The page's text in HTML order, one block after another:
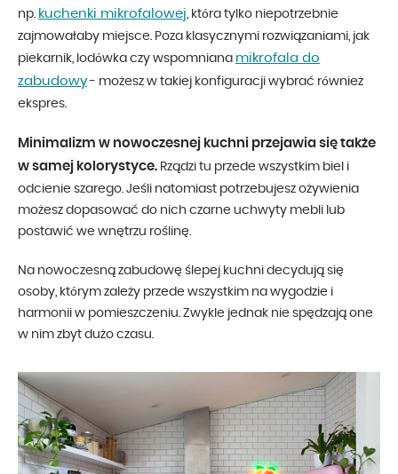
np. kuchenki mikrofalowej, która tylko niepotrzebnie
zajmowałaby miejsce. Poza klasycznymi rozwiązaniami, jak
piekarnik, lodówka czy wspomniana mikrofala do
zabudowy- możesz w takiej konfiguracji wybrać również
ekspres.
Minimalizm w nowoczesnej kuchni przejawia się także
w samej kolorystyce. Rządzi tu przede wszystkim biel i
odcienie szarego. Jeśli natomiast potrzebujesz ożywienia
możesz dopasować do nich czarne uchwyty mebli lub
postawić we wnętrzu roślinę.
Na nowoczesną zabudowę ślepej kuchni decydują się
osoby, którym zależy przede wszystkim na wygodzie i
harmonii w pomieszczeniu. Zwykle jednak nie spędzają one
w nim zbyt dużo czasu.